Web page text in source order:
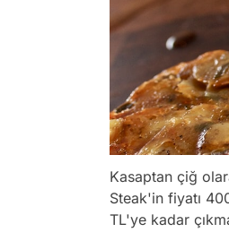
Kasaptan çiğ
Steak'in fiyatı
TL'ye kadar